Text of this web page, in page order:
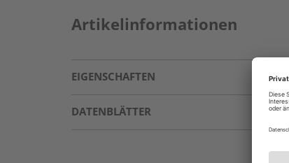
Artikelinformationen
EIGENSCHAFTEN
DATENBLÄTTER